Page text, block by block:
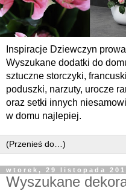
Inspiracje Dziewczyn
Wyszukane dodatki do
sztuczne storczyki,
poduszki, narzuty, urocze
oraz setki innych
w domu najlepiej.
wtorek, 29 listopada
Wyszukane